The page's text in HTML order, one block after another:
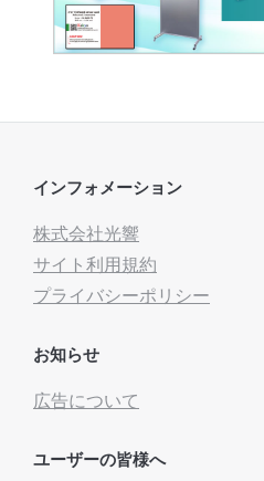
インフォメーション
株式会社光響
サイト利用規約
プライバシーポリシー
お知らせ
広告について
ユーザーの皆様へ